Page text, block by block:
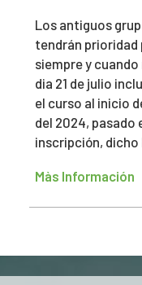
Los antiguos
tendrán prioridad
siempre y
dia 21 de julio
el curso al inicio
del 2024, pasado
inscripción,
Màs Información